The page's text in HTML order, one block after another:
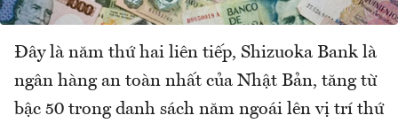
Đây là năm thứ hai liên tiếp, Shizuoka Bank là
ngân hàng an toàn nhất của Nhật Bản, tăng từ
bậc 50 trong danh sách năm ngoái lên vị trí thứ